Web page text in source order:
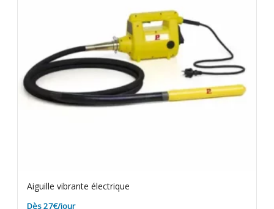
Aiguille vibrante électrique
Dès 27€/jour